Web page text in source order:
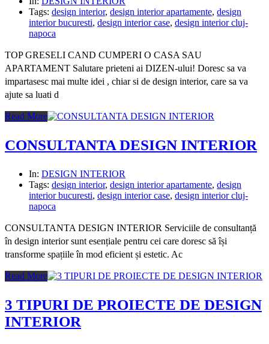
Tags: design interior, design interior apartamente, design
interior bucuresti, design interior case, design interior cluj-
napoca
TOP GRESELI CAND CUMPERI O CASA SAU
APARTAMENT Salutare prieteni ai DIZEN-ului! Doresc sa va
impartasesc mai multe idei , chiar si de design interior, care sa va
ajute sa luati d
Read More
CONSULTANTA DESIGN INTERIOR
In: DESIGN INTERIOR
Tags: design interior, design interior apartamente, design
interior bucuresti, design interior case, design interior cluj-
napoca
CONSULTANTA DESIGN INTERIOR Serviciile de consultanță
în design interior sunt esențiale pentru cei care doresc să își
transforme spațiile în mod eficient și estetic. Ac
Read More
3 TIPURI DE PROIECTE DE DESIGN
INTERIOR